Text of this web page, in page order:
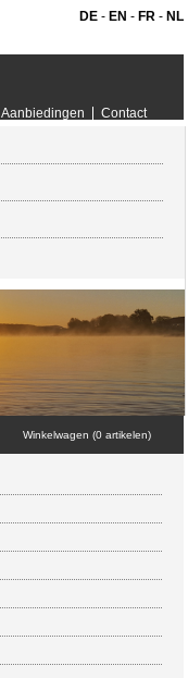
DE- EN - FR- NL
Aanbiedingen
Contact
Winkelwagen (0 artikelen)